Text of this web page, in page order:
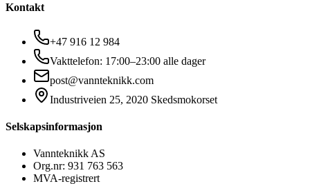
Kontakt
+47 916 12 984
Vakttelefon: 17:00–23:00 alle dager
post@vannteknikk.com
Industriveien 25, 2020 Skedsmokorset
Selskapsinformasjon
Vannteknikk AS
Org.nr: 931 763 563
MVA-registrert